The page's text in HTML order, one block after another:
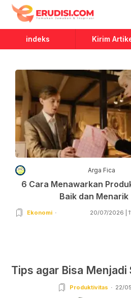
Erudisi
Temukan Jawaban dan Inspirasi
indeks Kirim
Arga Fica
6 Cara Menawarkan
Baik dan Menarik
Ekonomi 20/07/2026 |
Tips agar Bisa Menjadi
Produktivitas 22/